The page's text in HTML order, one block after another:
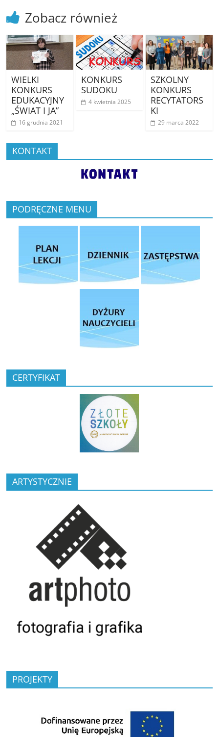
Zobacz również
WIELKI
KONKURS
EDUKACYJNY
„ŚWIAT I JA”
16 grudnia 2021
KONKURS
SUDOKU
4 kwietnia 2025
SZKOLNY
KONKURS
RECYTATORS
KI
29 marca 2022
KONTAKT
PODRĘCZNE MENU
CERTYFIKAT
ARTYSTYCZNIE
PROJEKTY